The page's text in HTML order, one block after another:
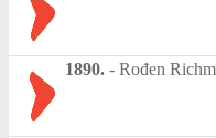
1890. - Rođen